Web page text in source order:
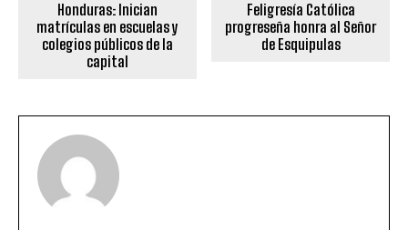
Honduras: Inician
matrículas en escuelas y
colegios públicos de la
capital
Feligresía Católica
progreseña honra al Señor
de Esquipulas